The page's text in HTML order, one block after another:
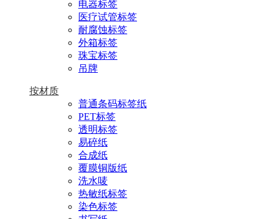
电器标签
医疗试管标签
耐腐蚀标签
外箱标签
珠宝标签
吊牌
按材质
普通条码标签纸
PET标签
透明标签
易碎纸
合成纸
覆膜铜版纸
洗水唛
热敏纸标签
染色标签